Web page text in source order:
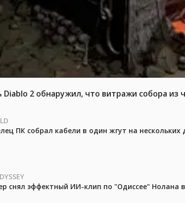
Diablo 2 обнаружил, что витражи собора
ПК собрал кабели в один жгут на
снял эффектный ИИ-клип по "Одиссее" Нолана